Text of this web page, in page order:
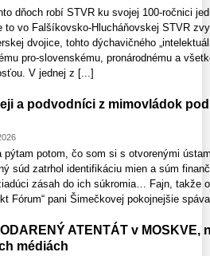
dňoch robí STVR ku svojej 100-ročnici
to vo Falšíkovsko-Hlucháňovskej STVR
dvojice, tohto dýchavičného
pro-slovenskému, pronárodnému a
V jednej z [...]
a podvodníci z mimovládok
pýtam potom, čo som si s otvorenými
súd zatrhol identifikáciu mien a súm
zásah do ich súkromia… Fajn, takže
Fórum“ pani Šimečkovej pokojnejšie
ATENTÁT v MOSKVE,
médiách